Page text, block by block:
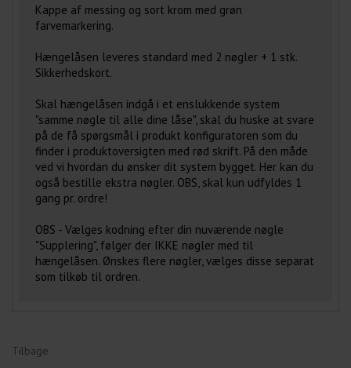
Kappe af messing og sort krom med grøn
farvemarkering.
Hængelåsen leveres standard med 2 nøgler + 1 stk.
Sikkerhedskort.
Skal hængelåsen indgå i et enslukkende system
"samme nøgle til alle dine låse", skal du huske at svare
på de få spørgsmål i produkt konfiguratoren som du
finder i produktoversigten med rød skrift. På den måde
ved vi hvordan du ønsker dit system bygget. Her kan du
også bestille ekstra nøgler. OBS, skal kun udfyldes 1
gang pr. ordre!
OBS - Vælges kodning efter din nuværende nøgle
"Supplering", følger der IKKE nøgler med til
hængelåsen. Ønskes flere nøgler, vælges disse separat
som tilkøb til ordren.
Tilbage